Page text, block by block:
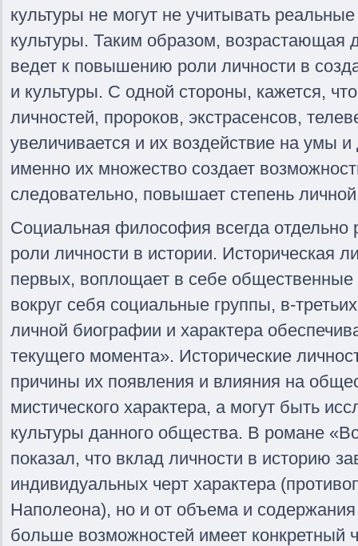
культуры не могут не учитывать
культуры. Таким образом,
ведет к повышению роли личности в
и культуры. С одной стороны, кажется,
личностей, пророков, экстрасенсов,
увеличивается и их воздействие на умы
именно их множество создает
следовательно, повышает степень
Социальная философия всегда отдельно
роли личности в истории. Историческая
первых, воплощает в себе
вокруг себя социальные группы, в-
личной биографии и характера
текущего момента». Исторические
причины их появления и влияния на
мистического характера, а могут быть
культуры данного общества. В романе
показал, что вклад личности в историю
индивидуальных черт характера
Наполеона), но и от объема и
больше возможностей имеет конкретный